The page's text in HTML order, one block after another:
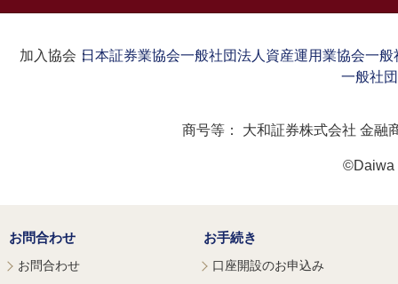
加入協会：日本証券業協会一般社団法人資産運用業協会一般
一般社
商号等： 大和証券株式会社 金融
©Daiwa
お問合わせ
お問合わせ
お手続き
口座開設のお申込み